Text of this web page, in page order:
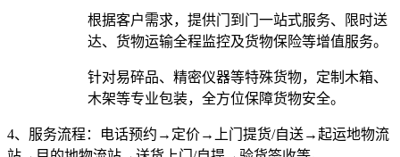
根据客户需求，提供门到门一站式服务、限时送
达、货物运输全程监控及货物保险等增值服务。
针对易碎品、精密仪器等特殊货物，定制木箱、
木架等专业包装，全方位保障货物安全。
4、服务流程：
电话预约→定价→上门提货/自送→起运地物流